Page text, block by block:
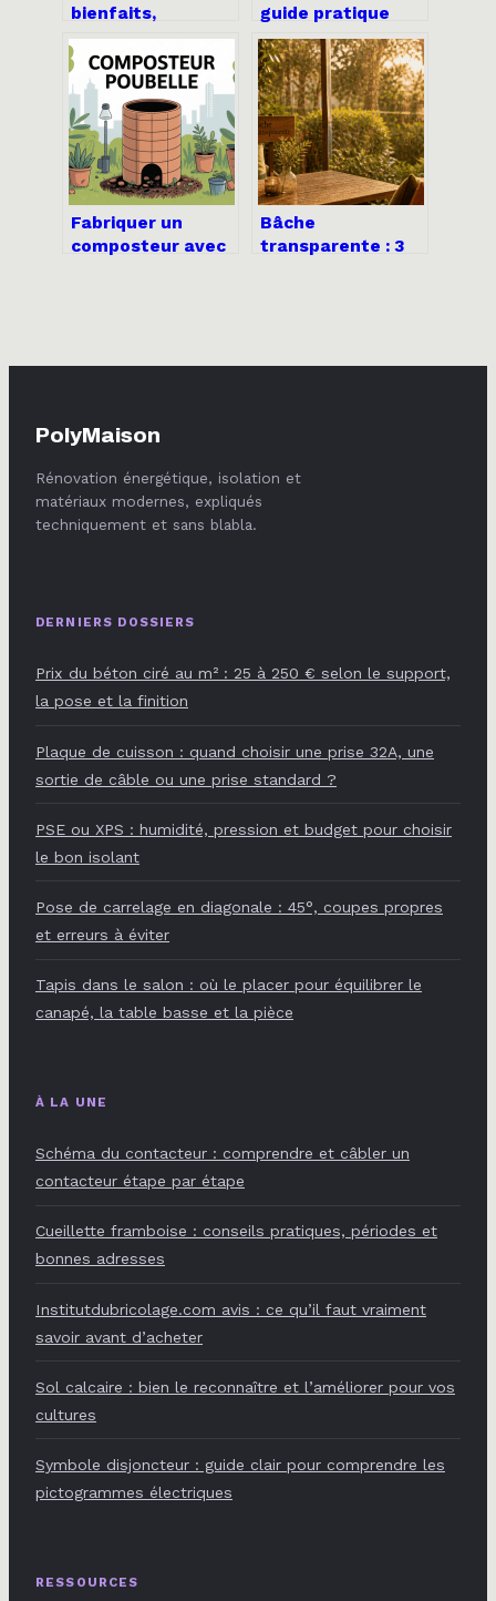
bienfaits,
utilisation et
précautions à
connaître
guide pratique
pour profiter
pleinement de la
plateforme
Fabriquer un
composteur avec
Bâche
transparente : 3
perdre en
PolyMaison
Rénovation énergétique, isolation et
matériaux modernes, expliqués
techniquement et sans blabla.
DERNIERS DOSSIERS
Prix du béton ciré au m² : 25 à 250 € selon le support,
la pose et la finition
Plaque de cuisson : quand choisir une prise 32A, une
sortie de câble ou une prise standard ?
PSE ou XPS : humidité, pression et budget pour choisir
le bon isolant
Pose de carrelage en diagonale : 45°, coupes propres
et erreurs à éviter
Tapis dans le salon : où le placer pour équilibrer le
canapé, la table basse et la pièce
À LA UNE
Schéma du contacteur : comprendre et câbler un
contacteur étape par étape
Cueillette framboise : conseils pratiques, périodes et
bonnes adresses
Institutdubricolage.com avis : ce qu’il faut vraiment
savoir avant d’acheter
Sol calcaire : bien le reconnaître et l’améliorer pour vos
cultures
Symbole disjoncteur : guide clair pour comprendre les
pictogrammes électriques
RESSOURCES